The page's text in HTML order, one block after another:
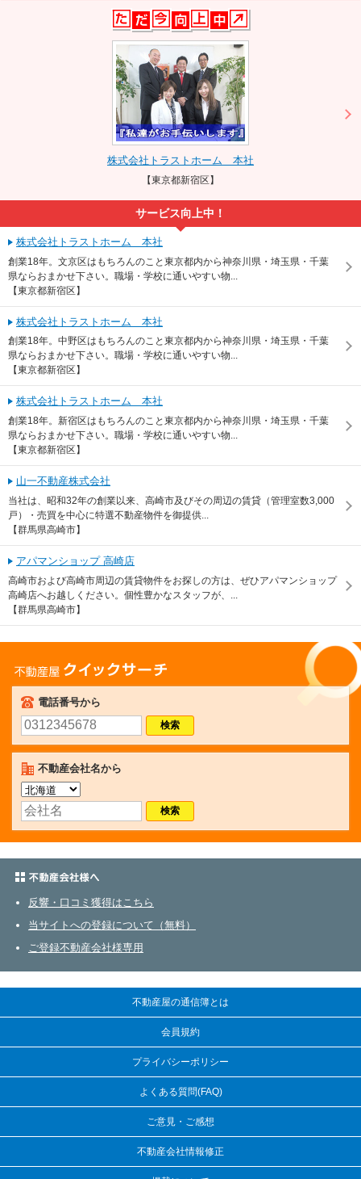
株式会社トラストホーム 本社
【東京都新宿区】
サービス向上中！
株式会社トラストホーム 本社
創業18年。文京区はもちろんのこと東京都内から神奈川県・埼玉県・千葉
県ならおまかせ下さい。職場・学校に通いやすい物...
【東京都新宿区】
株式会社トラストホーム 本社
創業18年。中野区はもちろんのこと東京都内から神奈川県・埼玉県・千葉
県ならおまかせ下さい。職場・学校に通いやすい物...
【東京都新宿区】
株式会社トラストホーム 本社
創業18年。新宿区はもちろんのこと東京都内から神奈川県・埼玉県・千葉
県ならおまかせ下さい。職場・学校に通いやすい物...
【東京都新宿区】
山一不動産株式会社
当社は、昭和32年の創業以来、高崎市及びその周辺の賃貸（管理室数3,000
戸）・売買を中心に特選不動産物件を御提供...
【群馬県高崎市】
アパマンショップ 高崎店
高崎市および高崎市周辺の賃貸物件をお探しの方は、ぜひアパマンショップ
高崎店へお越しください。個性豊かなスタッフが、...
【群馬県高崎市】
不動産屋クイックサーチ
電話番号から
不動産会社名から
反響・口コミ獲得はこちら
当サイトへの登録について（無料）
ご登録不動産会社様専用
不動産屋の通信簿とは
会員規約
プライバシーポリシー
よくある質問(FAQ)
ご意見・ご感想
不動産会社情報修正